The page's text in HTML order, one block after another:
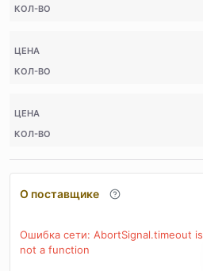
КОЛ-ВО
ЦЕНА
КОЛ-ВО
ЦЕНА
КОЛ-ВО
О поставщике
Ошибка сети: AbortSignal.timeout is
not a function